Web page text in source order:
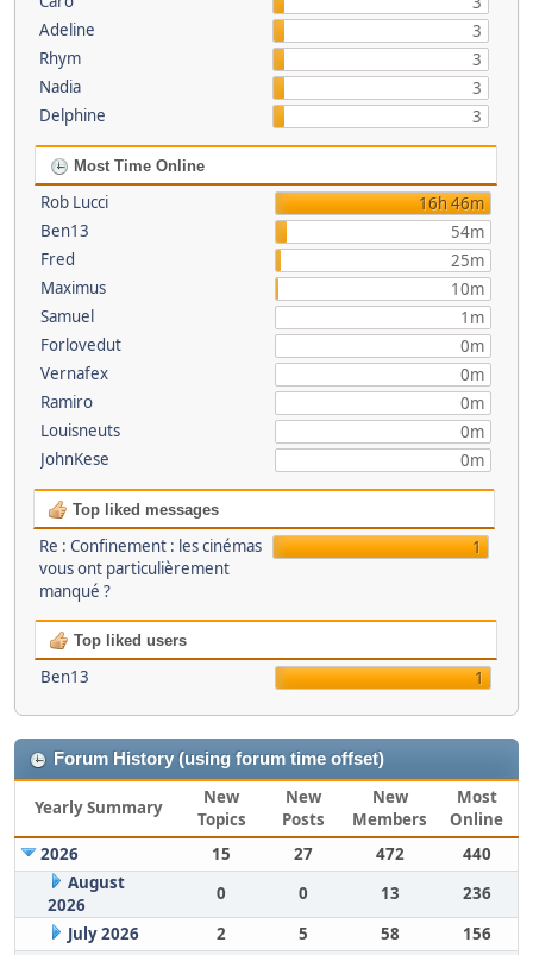
Adeline
3
Rhym
3
Nadia
3
Delphine
3
Most Time Online
Rob Lucci
16h 46m
Ben13
54m
Fred
25m
Maximus
10m
Samuel
1m
Forlovedut
0m
Vernafex
0m
Ramiro
0m
Louisneuts
0m
JohnKese
0m
Top liked messages
Re : Confinement : les cinémas
vous ont particulièrement
manqué ?
1
Top liked users
Ben13 1
Forum History (using forum time offset)
Yearly Summary
New
Topics
New
Posts
New
Members
Most
Online
2026
15 27 472
440
August
2026
0 0 13
236
July 2026
2 5 58
156